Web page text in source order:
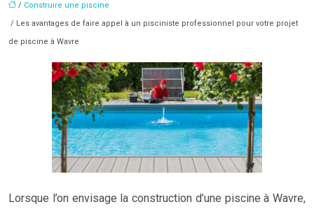
/ Construire une piscine
/ Les avantages de faire appel à un pisciniste professionnel pour votre projet
de piscine à Wavre
Lorsque l’on envisage la construction d’une piscine à Wavre,